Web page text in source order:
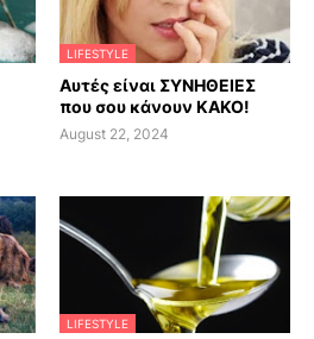
LIFESTYLE
Αυτές είναι ΣΥΝΗΘΕΙΕΣ
που σου κάνουν ΚΑΚΟ!
August 22, 2024
LIFESTYLE